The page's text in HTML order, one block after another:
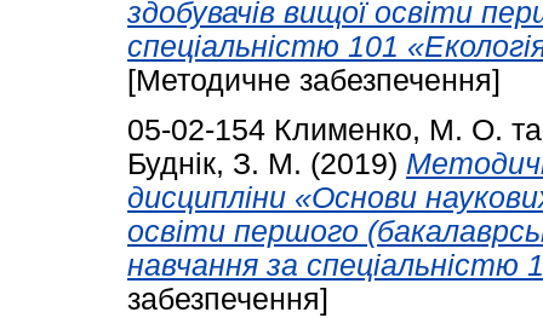
здобувачів вищої освіти
спеціальністю 101
[Методичне забезпечення]
05-02-154 Клименко, М. О.
Буднік, З. М. (2019)
дисципліни «Основи
освіти першого
навчання за спеціальністю
забезпечення]